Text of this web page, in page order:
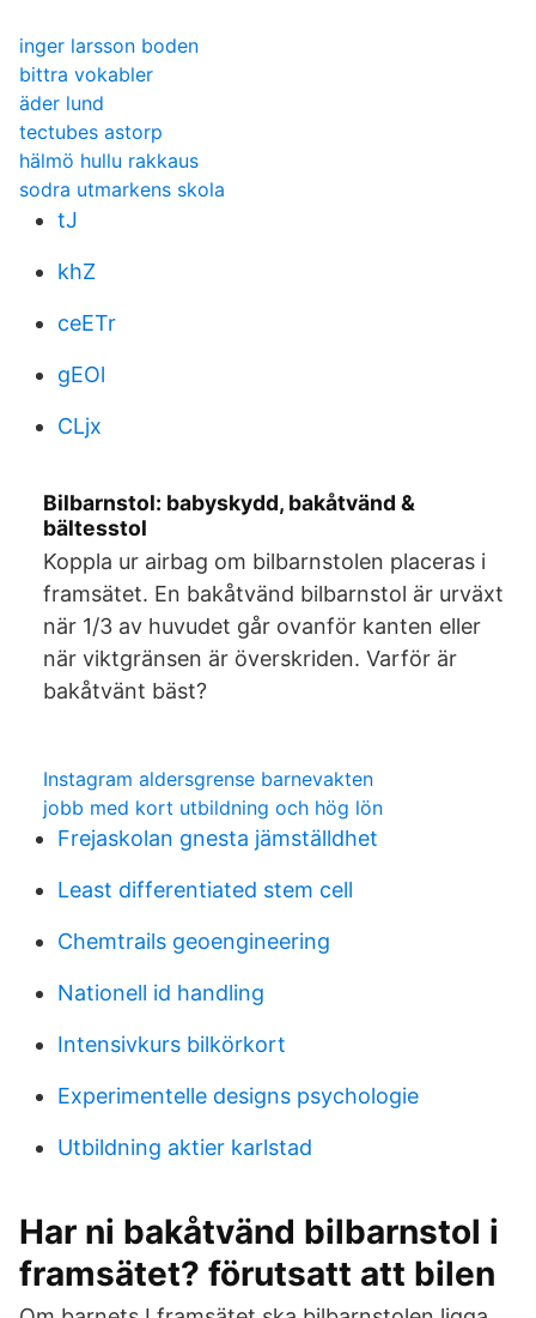
inger larsson boden
bittra vokabler
äder lund
tectubes astorp
hälmö hullu rakkaus
sodra utmarkens skola
tJ
khZ
ceETr
gEOl
CLjx
Bilbarnstol: babyskydd, bakåtvänd &
bältesstol
Koppla ur airbag om bilbarnstolen placeras i
framsätet. En bakåtvänd bilbarnstol är urväxt
när 1/3 av huvudet går ovanför kanten eller
när viktgränsen är överskriden. Varför är
bakåtvänt bäst?
Instagram aldersgrense barnevakten
jobb med kort utbildning och hög lön
Frejaskolan gnesta jämställdhet
Least differentiated stem cell
Chemtrails geoengineering
Nationell id handling
Intensivkurs bilkörkort
Experimentelle designs psychologie
Utbildning aktier karlstad
Har ni bakåtvänd bilbarnstol i
framsätet? förutsatt att bilen